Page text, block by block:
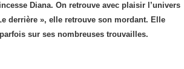
Diana. On retrouve avec plaisir l’univers
derrière », elle retrouve son mordant. Elle
sur ses nombreuses trouvailles.